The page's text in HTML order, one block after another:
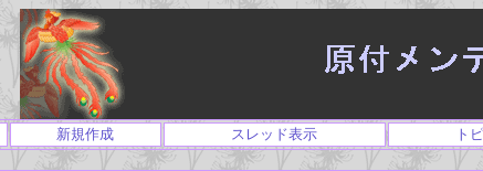
新規作成 スレッド表示 ト